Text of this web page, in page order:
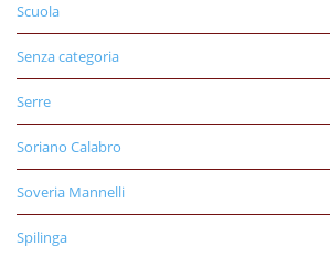
Scuola
Senza categoria
Serre
Soriano Calabro
Soveria Mannelli
Spilinga